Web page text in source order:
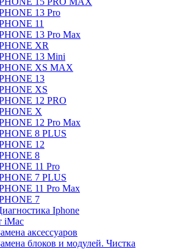
13 Pro
11
13 Pro Max
XR
13 Mini
XS MAX
13
XS
12 PRO
X
12 Pro Max
8 PLUS
12
8
11 Pro
7 PLUS
11 Pro Max
7
Iphone
iMac
аксессуаров
блоков и модулей. Чистка